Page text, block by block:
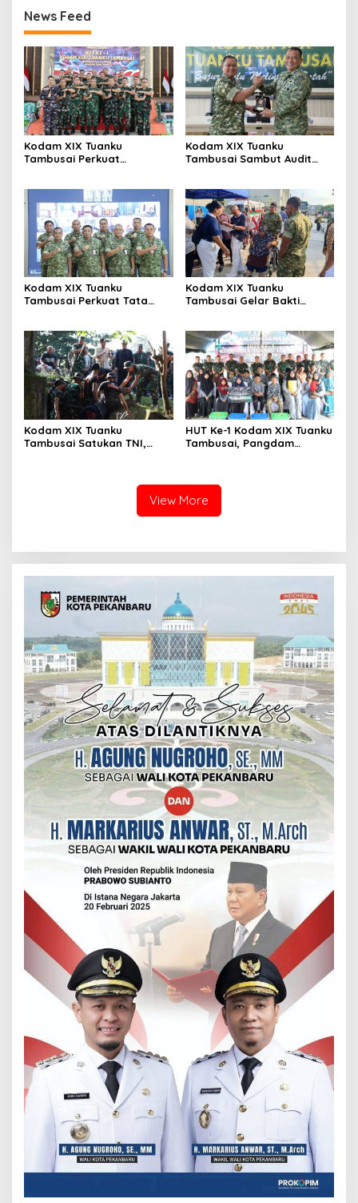
News Feed
Kodam XIX Tuanku
Tambusai Perkuat
Kodam XIX Tuanku
Tambusai Sambut Audit
Kunci
Kodam XIX Tuanku
Tambusai Perkuat Tata
Penatausahaan Sesi II TA
2026
Kodam XIX Tuanku
Tambusai Gelar Bakti
Kodam XIX Tuanku
Tambusai Satukan TNI,
HUT Ke-1 Kodam XIX Tuanku
Tambusai, Pangdam
View More